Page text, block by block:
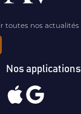
toutes nos actualités
Nos applications